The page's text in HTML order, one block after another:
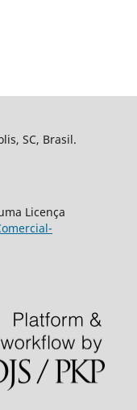
SC, Brasil.
Licença